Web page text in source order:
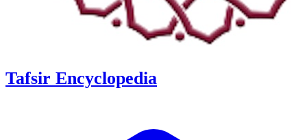
Tafsir Encyclopedia